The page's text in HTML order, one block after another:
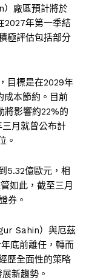
廠區預計將於
2027年第一季結
極評估包括部分
目標是在2029年
成本節約。目前
將影響約22%的
月就曾公布計
。
5.32億歐元，相
如此，截至三月
券。
Sahin）與厄茲
底前離任，轉而
歷全面性的策略
新趨勢。